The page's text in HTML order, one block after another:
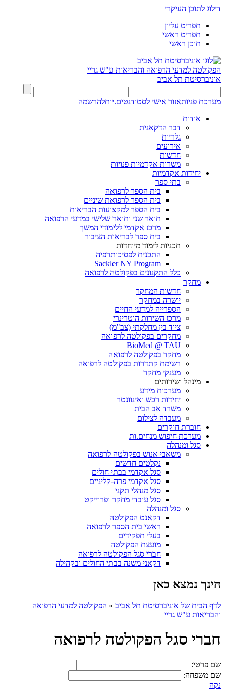
דילוג לתוכן העיקרי
תפריט עליון
תפריט ראשי
תוכן ראשי
הפקולטה למדעי הרפואה והבריאות ע"ש גריי
אוניברסיטת תל אביב
מערכת פניותאזור אישי לסטודנטים.יותלהרשמה
אודות
דבר הדקאנית
גלריות
אירועים
חדשות
משרות אקדמיות פנויות
יחידות אקדמיות
בתי ספר
בית הספר לרפואה
בית הספר לרפואת שיניים
בית הספר למקצועות הבריאות
תואר שני ותואר שלישי במדעי הרפואה
מרכז אקדמי ללימודי המשך
בית ספר לבריאות הציבור
תכניות לימוד מיוחדות
התכנית לפסיכותרפיה
Sackler NY Program
כלל התקנונים בפקולטה לרפואה
מחקר
חדשות המחקר
יושרה במחקר
הספרייה למדעי החיים
מרכז השירות הוטרינרי
ציוד בין מחלקתי (צב"מ)
מחקרים בפקולטה לרפואה
BioMed @ TAU
מחקר בפקולטה לרפואה
רשימת קתדרות בפקולטה לרפואה
מענקי מחקר
מינהל ושירותים
מערכות מידע
יחידות רכש ואינוונטר
משרד אב הבית
מעבדה לצילום
חוברת חוקרים
מערכת חיפוש מנחים.ות
סגל ומנהלה
משאבי אנוש בפקולטה לרפואה
נקלטים חדשים
סגל אקדמי בבתי חולים
סגל אקדמי פרה-קליניים
סגל מנהלי תקני
סגל עובדי מחקר ופרוייקט
סגל ומנהלה
דקאנט הפקולטה
ראשי בית הספר לרפואה
בעלי תפקידים
מועצת הפקולטה
חברי סגל הפקולטה לרפואה
דקאני משנה בבתי החולים ובקהילה
הינך נמצא כאן
לדף הבית של אוניברסיטת תל אביב » הפקולטה למדעי הרפואה
והבריאות ע"ש גריי
חברי סגל הפקולטה לרפואה
שם פרטי:
שם משפחה:
נקה